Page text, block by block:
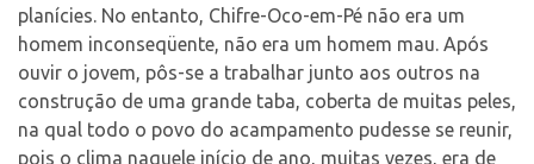
planícies. No entanto, Chifre-Oco-em-Pé não era um
homem inconseqüente, não era um homem mau. Após
ouvir o jovem, pôs-se a trabalhar junto aos outros na
construção de uma grande taba, coberta de muitas peles,
na qual todo o povo do acampamento pudesse se reunir,
pois o clima naquele início de ano, muitas vezes, era de